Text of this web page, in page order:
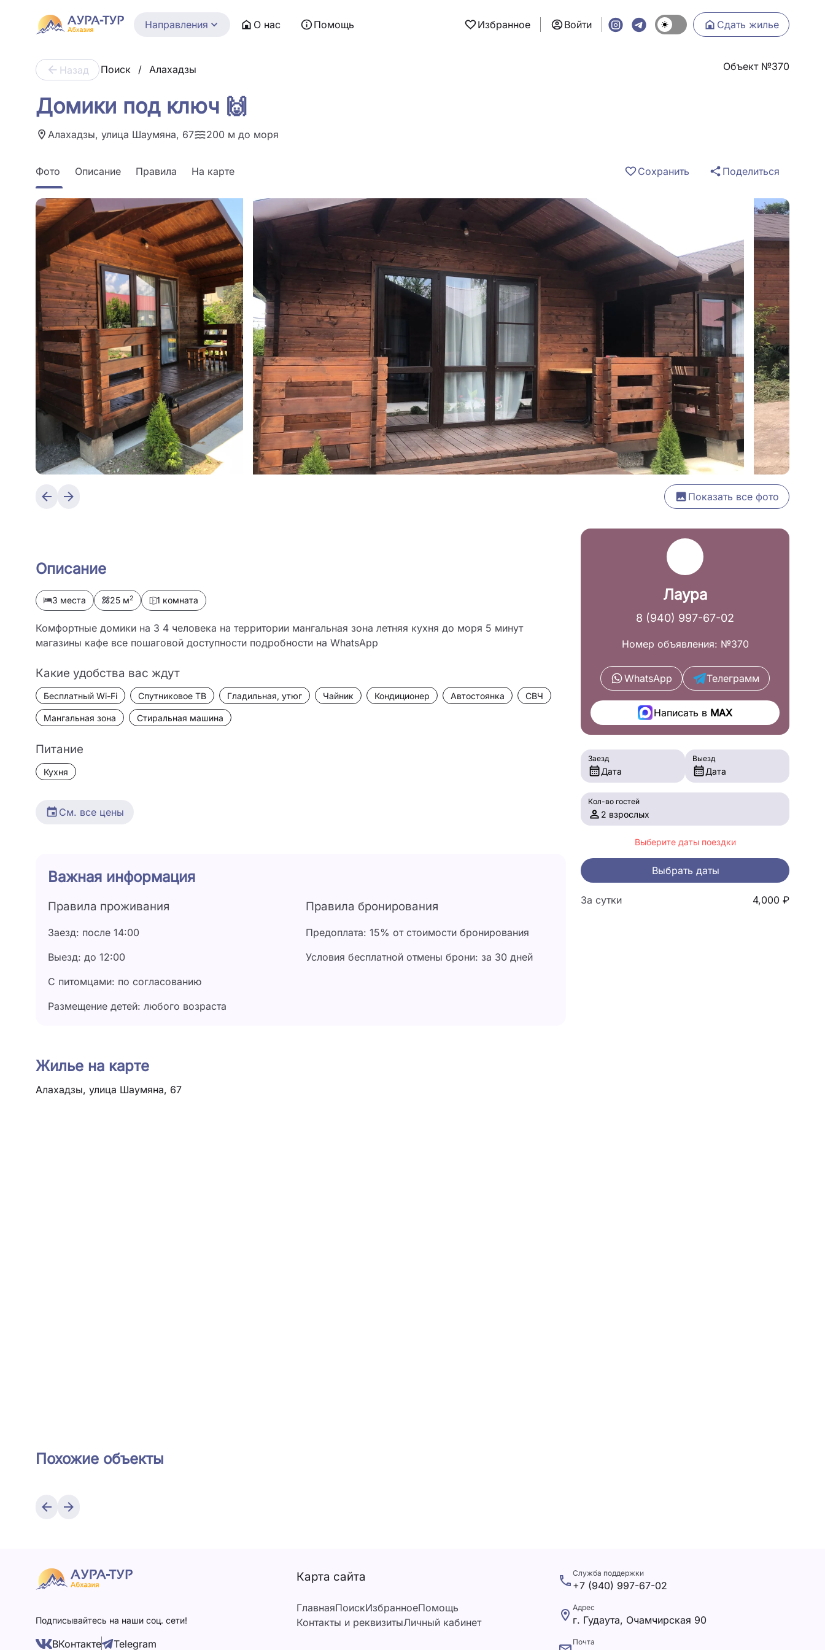
Направления О нас Помощь Избранное Войти Сдать жилье
Назад Поиск / Алахадзы Объект №370
Домики под ключ 🙌
Алахадзы, улица Шаумяна, 67 200 м до моря
Фото Описание Правила На карте Сохранить Поделиться
Показать все фото
Описание
3 места 25 м2 1 комната
Комфортные домики на 3 4 человека на территории мангальная зона летняя кухня до моря 5 минут
магазины кафе все пошаговой доступности подробности на WhatsApp
Какие удобства вас ждут
Бесплатный Wi-Fi Спутниковое ТВ Гладильная, утюг Чайник Кондиционер Автостоянка СВЧ
Мангальная зона Стиральная машина
Питание
Кухня
См. все цены
Важная информация
Правила проживания
Заезд: после 14:00
Выезд: до 12:00
С питомцами: по согласованию
Размещение детей: любого возраста
Правила бронирования
Предоплата: 15% от стоимости бронирования
Условия бесплатной отмены брони: за 30 дней
Жилье на карте
Алахадзы, улица Шаумяна, 67
Лаура
8 (940) 997-67-02
Номер объявления: №370
WhatsApp Телеграмм
Написать вMAX
Заезд
Дата
Выезд
Дата
Кол-во гостей
2 взрослых
Выберите даты поездки
Выбрать даты
За сутки 4,000 ₽
Похожие объекты
Подписывайтесь на наши соц. сети!
ВКонтакте Telegram
Карта сайта
ГлавнаяПоискИзбранноеПомощь
Контакты и реквизитыЛичный кабинет
Служба поддержки
+7 (940) 997-67-02
Адрес
г. Гудаута, Очамчирская 90
Почта